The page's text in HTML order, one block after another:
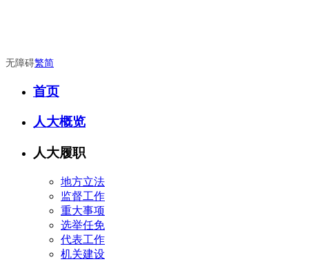
无障碍繁简
首页
人大概览
人大履职
地方立法
监督工作
重大事项
选举任免
代表工作
机关建设